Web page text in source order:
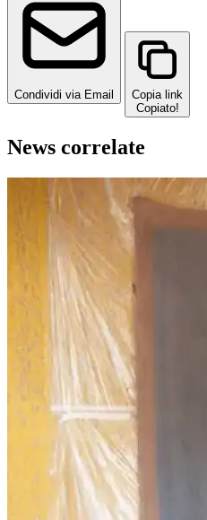
Condividi via Email
Copia link
Copiato!
News correlate